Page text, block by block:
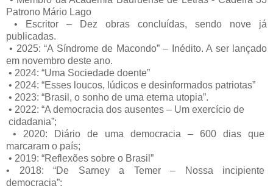
Patrono Mário Lago
• Escritor – Dez obras concluídas, sendo nove já
publicadas.
• 2025: “A Síndrome de Macondo” – Inédito. A ser lançado
em novembro deste ano.
• 2024: “Uma Sociedade doente”
• 2024: “Esses loucos, lúdicos e desinformados patriotas”
• 2023: “Brasil, o sonho de uma eterna utopia”.
• 2022: “A democracia dos ausentes – Um exercício de
cidadania”;
• 2020: Diário de uma democracia – 600 dias que
marcaram o país;
• 2019: “Reflexões sobre o Brasil”
• 2018: “De Sarney a Temer – Nossa incipiente
democracia”;